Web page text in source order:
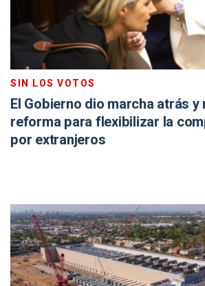
SIN LOS VOTOS
El Gobierno dio marcha atrás y
reforma para flexibilizar la
por extranjeros